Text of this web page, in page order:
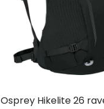
Osprey Hikelite 26